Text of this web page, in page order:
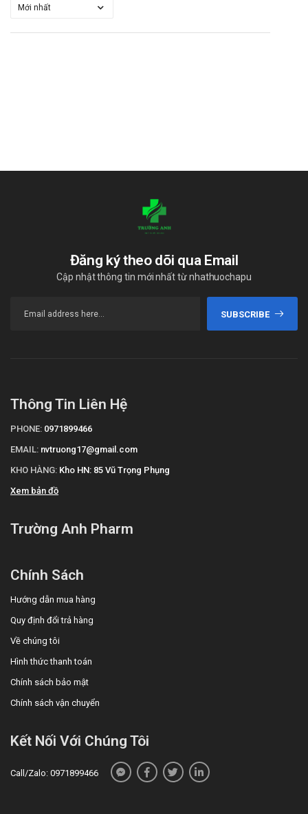
Đăng ký theo dõi qua Email
Cập nhật thông tin mới nhất từ nhathuochapu
SUBSCRIBE
Thông Tin Liên Hệ
PHONE: 0971899466
EMAIL: nvtruong17@gmail.com
KHO HÀNG: Kho HN: 85 Vũ Trọng Phụng
Xem bản đồ
Trường Anh Pharm
Chính Sách
Hướng dẫn mua hàng
Quy định đổi trả hàng
Về chúng tôi
Hình thức thanh toán
Chính sách bảo mật
Chính sách vận chuyển
Kết Nối Với Chúng Tôi
Call/Zalo: 0971899466